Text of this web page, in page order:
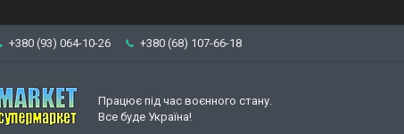
+380 (93) 064-10-26 +380 (68) 107-66-18
Працює під час воєнного стану.
Все буде Україна!